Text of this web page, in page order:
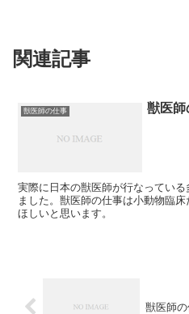
関連記事
獣医師の仕事 獣医師
実際に日本の獣医師が行なってい
ました。獣医師の仕事は小動物臨
ほしいと思います。
獣医師